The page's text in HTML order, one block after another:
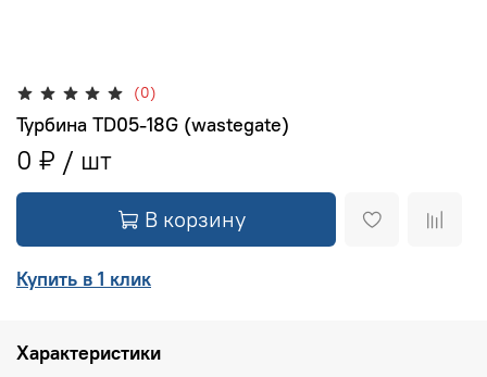
(0)
Турбина TD05-18G (wastegate)
0 ₽
В корзину
Купить в 1 клик
Характеристики